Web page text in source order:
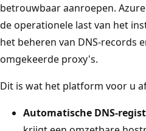
betrouwbaar aanroepen.
de operationele last van het
het beheren van DNS-records
omgekeerde proxy's.
Dit is wat het platform voor u
Automatische DNS-